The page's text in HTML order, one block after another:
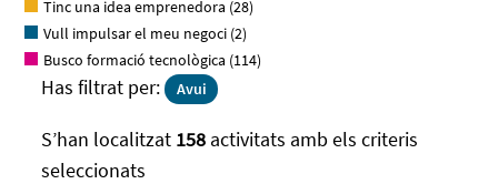
Tinc una idea emprenedora (28)
Vull impulsar el meu negoci (2)
Busco formació tecnològica (114)
Has filtrat per: Avui
S’han localitzat 158 activitats amb els criteris
seleccionats